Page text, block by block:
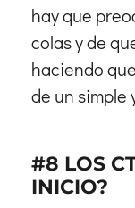
hay que
colas y de
haciendo
de un simple
#8 LOS
INICIO?